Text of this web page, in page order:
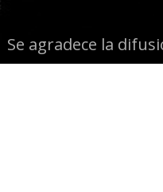
Se agradece la
la fuente